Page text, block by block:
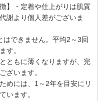
】・定着や仕上がりは肌質
謝より個人差がございま
はできません。平均2～3回
す。
ともに薄くなりますが、完
ざいます。
めには、1～2年を目安にリ
います。